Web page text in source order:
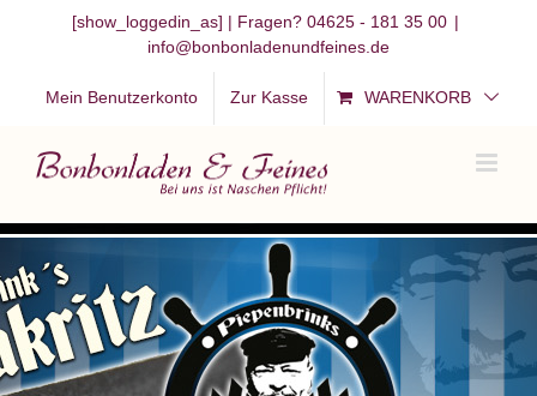
springen
[show_loggedin_as] | Fragen? 04625 - 181 35 00 |
info@bonbonladenundfeines.de
Mein Benutzerkonto Zur Kasse WARENKORB